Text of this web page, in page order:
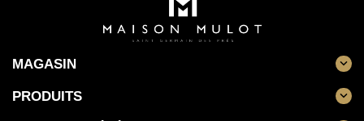
MAGASIN 
PRODUITS 